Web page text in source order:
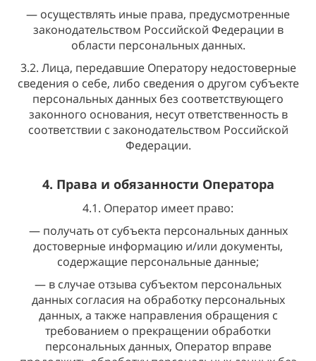
— осуществлять иные права, предусмотренные
законодательством Российской Федерации в
области персональных данных.
3.2. Лица, передавшие Оператору недостоверные
сведения о себе, либо сведения о другом субъекте
персональных данных без соответствующего
законного основания, несут ответственность в
соответствии с законодательством Российской
Федерации.
4. Права и обязанности Оператора
4.1. Оператор имеет право:
— получать от субъекта персональных данных
достоверные информацию и/или документы,
содержащие персональные данные;
— в случае отзыва субъектом персональных
данных согласия на обработку персональных
данных, а также направления обращения с
требованием о прекращении обработки
персональных данных, Оператор вправе